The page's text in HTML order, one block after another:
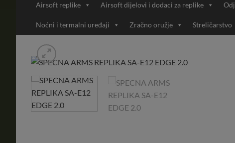
Airsoft replike Airsoft dijelovi i dodaci za replike
Noćni i termalni uređaji Zračno oružje Streličarstvo